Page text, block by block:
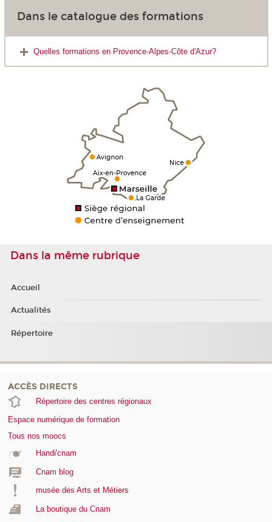
Dans le catalogue des formations
Quelles formations en Provence-Alpes-Côte d'Azur?
Dans la même rubrique
Accueil
Actualités
Répertoire
ACCÈS DIRECTS
Répertoire des centres régionaux
Espace numérique de formation
Tous nos moocs
Handi'cnam
Cnam blog
musée des Arts et Métiers
La boutique du Cnam